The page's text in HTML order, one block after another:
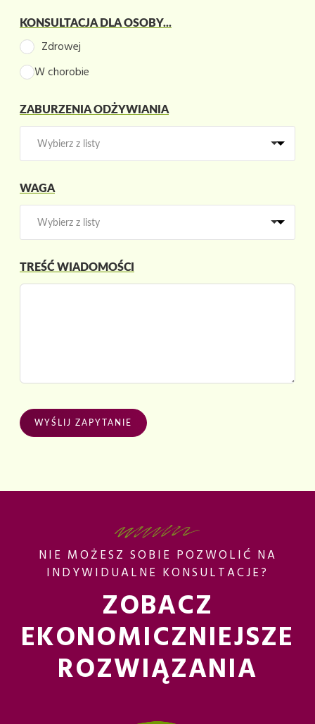
e
b
a
n
KONSULTACJA DLA OSOBY...
Zdrowej
W chorobie
ZABURZENIA ODŻYWIANIA
WAGA
TREŚĆ WIADOMOŚCI
WYŚLIJ ZAPYTANIE
NIE MOŻESZ SOBIE POZWOLIĆ NA
INDYWIDUALNE KONSULTACJE?
ZOBACZ
EKONOMICZNIEJSZE
ROZWIĄZANIA